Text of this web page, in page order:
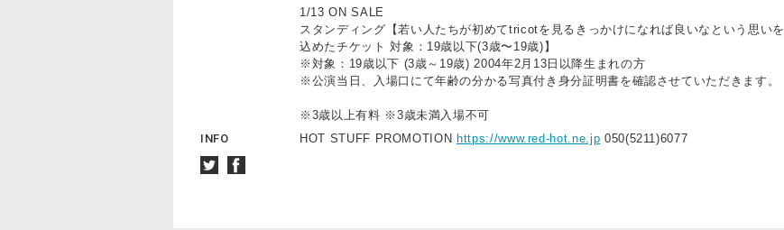
1/13 ON SALE
スタンディング【若い⼈たちが初めてtricotを⾒るきっかけになれば良いなという思いを
込めたチケット 対象：19歳以下(3歳〜19歳)】
※対象：19歳以下 (3歳～19歳) 2004年2月13日以降生まれの方
※公演当日、入場口にて年齢の分かる写真付き身分証明書を確認させていただきます。
※3歳以上有料 ※3歳未満⼊場不可
INFO
HOT STUFF PROMOTION https://www.red-hot.ne.jp 050(5211)6077